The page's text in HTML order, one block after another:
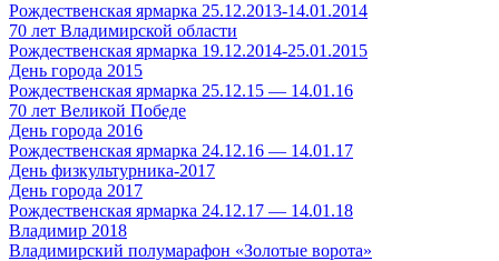
Рождественская ярмарка 25.12.2013-14.01.2014
70 лет Владимирской области
Рождественская ярмарка 19.12.2014-25.01.2015
День города 2015
Рождественская ярмарка 25.12.15 — 14.01.16
70 лет Великой Победе
День города 2016
Рождественская ярмарка 24.12.16 — 14.01.17
День физкультурника-2017
День города 2017
Рождественская ярмарка 24.12.17 — 14.01.18
Владимир 2018
Владимирский полумарафон «Золотые ворота»